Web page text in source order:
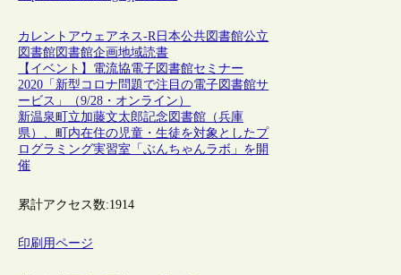
カレントアウェアネス-R日本公共図書館公立
図書館図書館企画地域読書
【イベント】電流協電子図書館セミナー
2020「新型コロナ問題で注目の電子図書館サ
ービス」（9/28・オンライン）
新温泉町立加藤文太郎記念図書館（兵庫
県）、町内在住の児童・生徒を対象としたプ
ログラミング実習室「ぶんちゃんラボ」を開
催
累計アクセス数:1914
印刷用ページ